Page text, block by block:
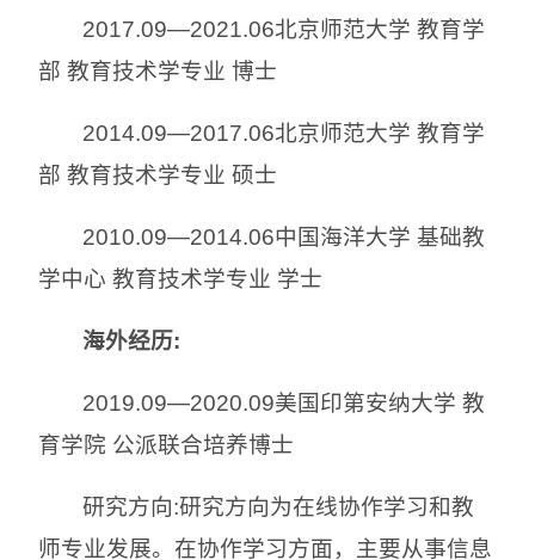
2017.09—2021.06北京师范大学 教育学
部 教育技术学专业 博士
2014.09—2017.06北京师范大学 教育学
部 教育技术学专业 硕士
2010.09—2014.06中国海洋大学 基础教
学中心 教育技术学专业 学士
海外经历:
2019.09—2020.09美国印第安纳大学 教
育学院 公派联合培养博士
研究方向:研究方向为在线协作学习和教
师专业发展。在协作学习方面，主要从事信息